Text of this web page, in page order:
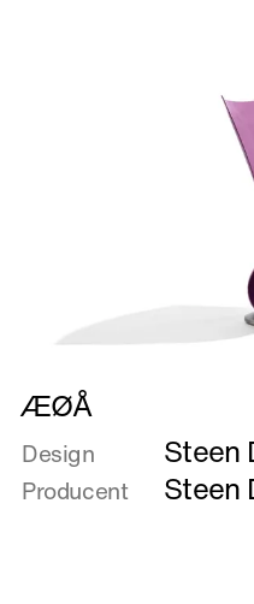
Læs
mere
om
ÆØÅ
ÆØÅ
Design Steen
Producent Steen